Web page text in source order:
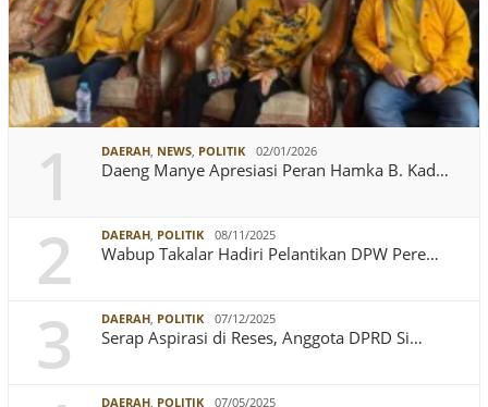
1 DAERAH NEWS POLITIK 02/01/2026
Daeng Manye Apresiasi Peran Hamka B. Kad…
2 DAERAH POLITIK 08/11/2025
Wabup Takalar Hadiri Pelantikan DPW Pere…
3 DAERAH POLITIK 07/12/2025
Serap Aspirasi di Reses, Anggota DPRD Si…
DAERAH POLITIK 07/05/2025